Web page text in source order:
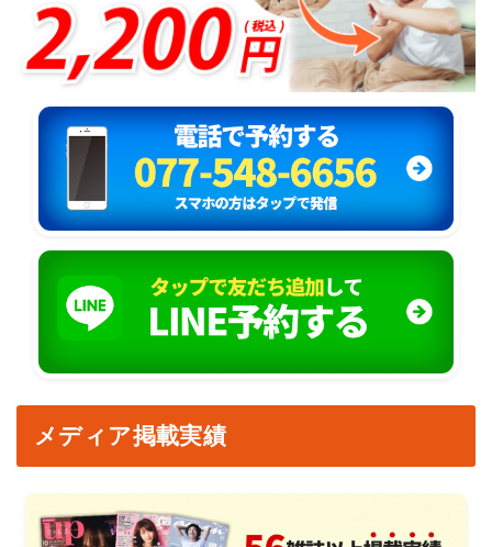
メディア掲載実績